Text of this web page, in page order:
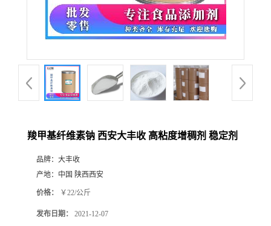
羧甲基纤维素钠 西安大丰收 高粘度增稠剂 稳定剂
品牌： 大丰收
产地： 中国 陕西西安
价格： ￥22/公斤
发布日期： 2021-12-07